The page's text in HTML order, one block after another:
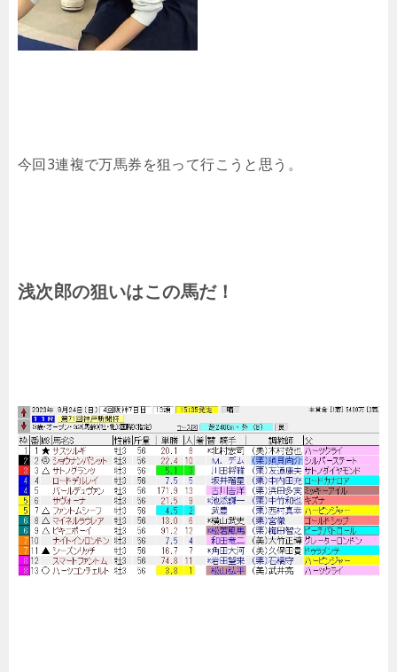
今回3連複で万馬券を狙って行こうと思う。
浅次郎の狙いはこの馬だ！